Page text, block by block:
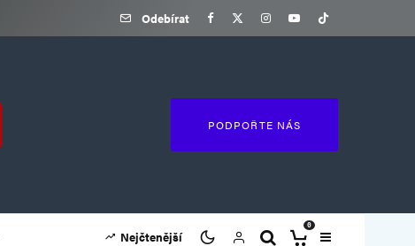
Odebírat
PODPOŘTE NÁS
Nejčtenější
0